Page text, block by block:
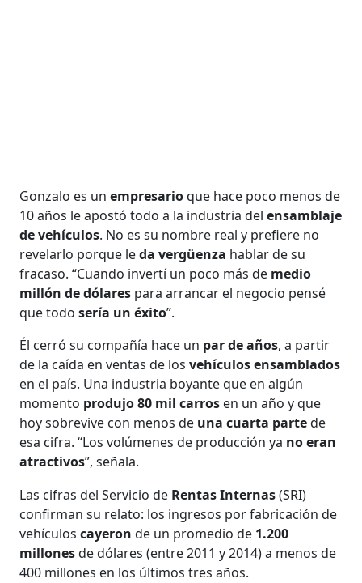
Gonzalo es unempresarioque hace poco menos de
10 años le apostó todo a la industria delensamblaje
de vehículos. No es su nombre real y prefiere no
revelarlo porque leda vergüenza hablar de su
fracaso. “Cuando invertí un poco más de medio
millón de dólares para arrancar el negocio pensé
que todosería un éxito”.
Él cerró su compañía hace un par de años, a partir
de la caída en ventas de losvehículos ensamblados
en el país. Una industria boyante que en algún
momento produjo 80 mil carros en un año y que
hoy sobrevive con menos de una cuarta partede
esa cifra. “Los volúmenes de producción ya no eran
atractivos”, señala.
Las cifras del Servicio de Rentas Internas(SRI)
confirman su relato: los ingresos por fabricación de
vehículos cayeron de un promedio de 1.200
millonesde dólares (entre 2011 y 2014) a menos de
400 millones en los últimos tres años.